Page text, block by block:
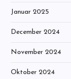
Januar 2025
December 2024
November 2024
Oktober 2024